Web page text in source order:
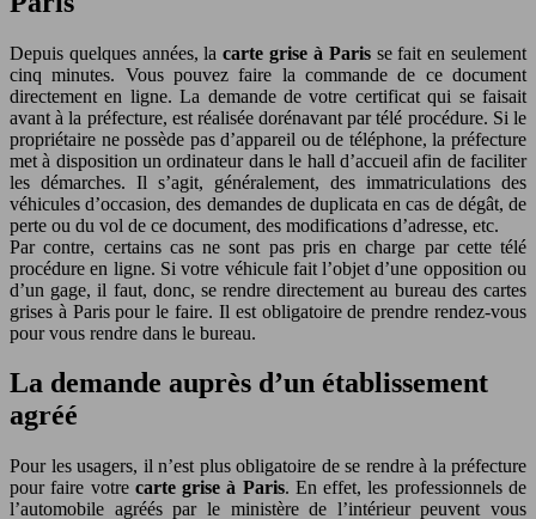
Depuis quelques années, lacarte grise à Parisse fait en seulement
cinq minutes. Vous pouvez faire la commande de ce document
directement en ligne. La demande de votre certificat qui se faisait
avant à la préfecture, est réalisée dorénavant par télé procédure. Si le
propriétaire ne possède pas d’appareil ou de téléphone, la préfecture
met à disposition un ordinateur dans le hall d’accueil afin de faciliter
les démarches. Il s’agit, généralement, des immatriculations des
véhicules d’occasion, des demandes de duplicata en cas de dégât, de
perte ou du vol de ce document, des modifications d’adresse, etc.
Par contre, certains cas ne sont pas pris en charge par cette télé
procédure en ligne. Si votre véhicule fait l’objet d’une opposition ou
d’un gage, il faut, donc, se rendre directement au bureau des cartes
grises à Paris pour le faire. Il est obligatoire de prendre rendez-vous
pour vous rendre dans le bureau.
La demande auprès d’un établissement
agréé
Pour les usagers, il n’est plus obligatoire de se rendre à la préfecture
pour faire votre carte grise à Paris. En effet, les professionnels de
l’automobile agréés par le ministère de l’intérieur peuvent vous